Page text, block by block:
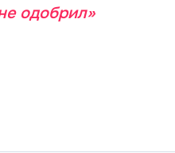
одобрил»